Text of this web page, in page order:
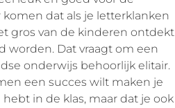
dat als je letterklanken
gros van de kinderen ontdekt
worden. Dat vraagt om een
onderwijs behoorlijk elitair.
een succes wilt maken je
in de klas, maar dat je ook